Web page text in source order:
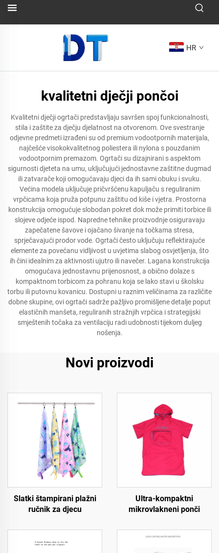
HR
kvalitetni dječji pončoi
Kvalitetni dječji ogrtači predstavljaju savršen spoj funkcionalnosti,
stila i zaštite za dječju djelatnost na otvorenom. Ove svestranje
odjevne predmeti izrađeni su od premium vodootpornih materijala,
najčešće visokokvalitetnog poliestera ili nylona s pouzdanim
vodootpornim premazom. Ogrtači su dizajnirani s aspektom
sigurnosti djeteta na umu, uključujući jednostavne zaštitne dugmad
ili zatvarače koji omogućavaju djeci da ih sami obuku i svuku.
Većina modela uključuje pričvršćenu kapuljaču s reguliranim
vrpčicama koja pruža potpunu zaštitu od kiše i vjetra. Prostorna
konstrukcija omogućuje slobodan pokret dok može primiti torbice ili
slojeve odjeće ispod. Napredne tehnike proizvodnje osiguravaju
zapečatene šavove i ojačano šivanje na točkama stresa,
sprječavajući prodor vode. Ogrtači često uključuju reflektirajuće
elemente za povećanu vidljivost u uvjetima slabog osvjetljenja, što
ih čini idealnim za aktivnosti ujutro ili navečer. Lagana konstrukcija
omogućava jednostavnu prijenosnost, a obično dolaze s
kompaktnom torbicom za pohranu koja se lako stavi u školsku
torbu ili putovnu kovanicu. Dostupni u raznim veličinama za različite
dobne skupine, ovi ogrtači sadrže pažljivo promišljene detalje poput
elastičnih manšeta, reguliranih stražnjih vrpčica i strategijski
smještenih točaka za ventilaciju radi udobnosti tijekom duljeg
nošenja.
Novi proizvodi
Slatki štampirani plažni
ručnik za djecu
Ultra-kompaktni
mikrovlakneni ponči